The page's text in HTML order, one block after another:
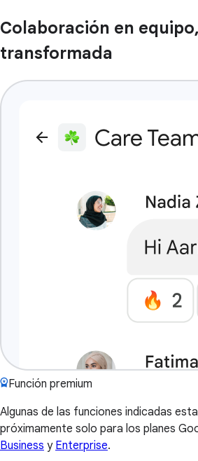
Colaboración en equipo,
transformada
Función premium
Algunas de las funciones indicadas
próximamente solo para los planes
Business y Enterprise.